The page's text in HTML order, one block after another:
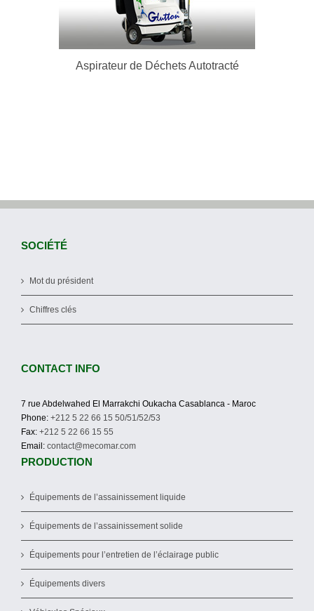
Aspirateur de Déchets Autotracté
Télécharger le Catalogue
SOCIÉTÉ
Mot du président
Chiffres clés
CONTACT INFO
7 rue Abdelwahed El Marrakchi Oukacha Casablanca - Maroc
Phone: +212 5 22 66 15 50/51/52/53
Fax: +212 5 22 66 15 55
Email: contact@mecomar.com
PRODUCTION
Équipements de l’assainissement liquide
Équipements de l’assainissement solide
Équipements pour l’entretien de l’éclairage public
Équipements divers